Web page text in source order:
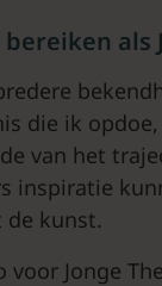
als
die ik
van het
inspiratie
de kunst.
Jonge